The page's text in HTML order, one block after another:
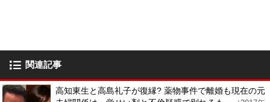
関連記事
高知東生と高島礼子が復縁? 薬物事件で離婚も現在の元